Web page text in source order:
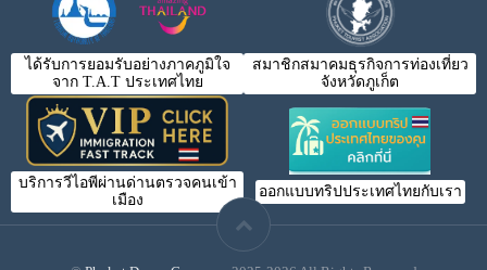
ได้รับการยอมรับอย่างภาคภูมิใจ
จาก T.A.T ประเทศไทย
สมาชิกสมาคมธุรกิจการท่องเที่ยว
จังหวัดภูเก็ต
บริการวีไอพีผ่านด่านตรวจคนเข้า
เมือง
ออกแบบทริปประเทศไทยกับเรา